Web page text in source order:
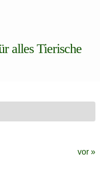
alles Tierische
vor »